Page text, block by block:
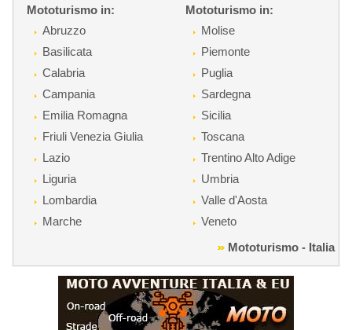
Mototurismo in:
Abruzzo
Basilicata
Calabria
Campania
Emilia Romagna
Friuli Venezia Giulia
Lazio
Liguria
Lombardia
Marche
Mototurismo in:
Molise
Piemonte
Puglia
Sardegna
Sicilia
Toscana
Trentino Alto Adige
Umbria
Valle d'Aosta
Veneto
Mototurismo - Italia